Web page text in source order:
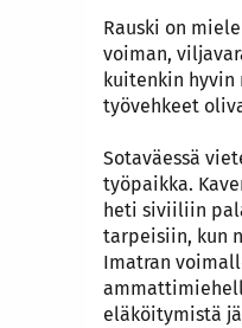
Rauski on
voiman,
kuitenkin hyvin
työvehkeet
Sotaväessä
työpaikka.
heti siviiliin
tarpeisiin, kun
Imatran
eläköitymistä